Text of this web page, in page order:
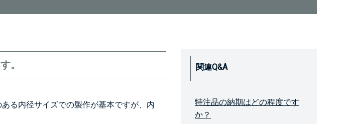
。
る内径サイズでの製作が基本ですが、内
関連Q&A
特注品の納期はどの程度です
か？